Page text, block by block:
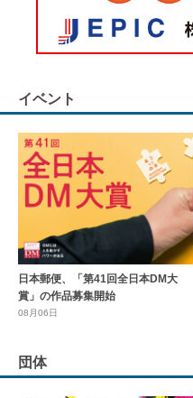
イベント
日本郵便、「第41回全日本DM大
賞」の作品募集開始
08月06日
団体